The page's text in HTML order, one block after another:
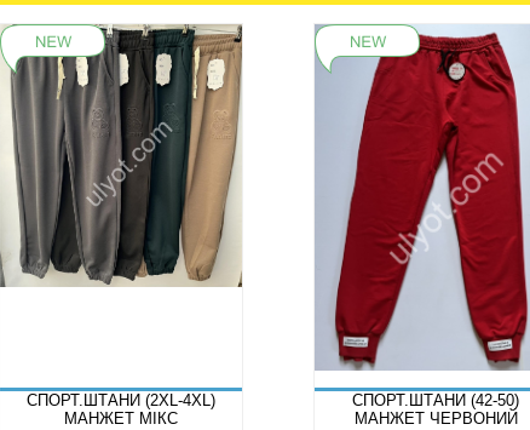
СПОРТ.ШТАНИ (2XL-4XL)
МАНЖЕТ МІКС
СПОРТ.ШТАНИ (42-50)
МАНЖЕТ ЧЕРВОНИЙ